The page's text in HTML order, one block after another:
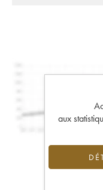
aux